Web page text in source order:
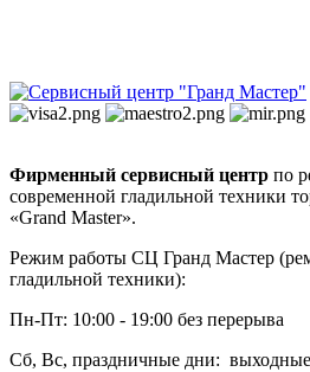
Фирменный сервисный центр по
современной гладильной техники
«Grand Master».
Режим работы СЦ Гранд Мастер
гладильной техники):
Пн-Пт: 10:00 - 19:00 без перерыва
Сб, Вс, праздничные дни: выходные